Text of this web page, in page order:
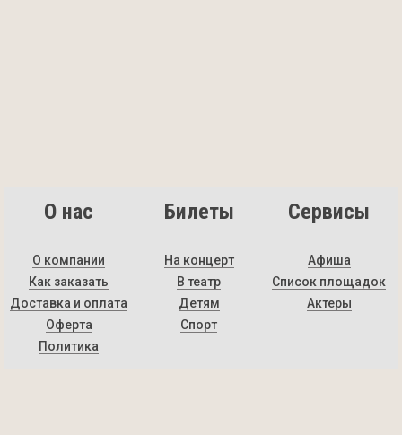
О нас
О компании
Как заказать
Доставка и оплата
Оферта
Политика
Билеты
На концерт
В театр
Детям
Спорт
Сервисы
Афиша
Список площадок
Актеры